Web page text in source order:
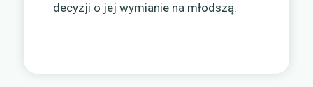
decyzji o jej wymianie na młodszą.